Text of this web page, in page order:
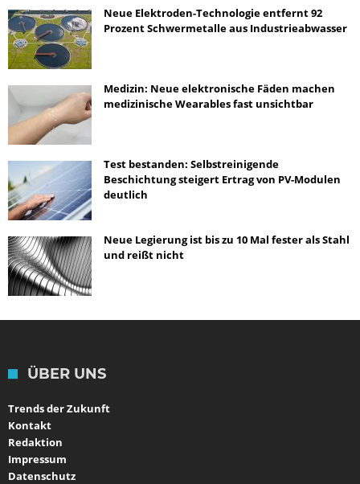
Neue Elektroden-Technologie entfernt 92
Prozent Schwermetalle aus Industrieabwasser
Medizin: Neue elektronische Fäden machen
medizinische Wearables fast unsichtbar
Test bestanden: Selbstreinigende
Beschichtung steigert Ertrag von PV-Modulen
deutlich
Neue Legierung ist bis zu 10 Mal fester als Stahl
und reißt nicht
ÜBER UNS
Trends der Zukunft
Kontakt
Redaktion
Impressum
Datenschutz